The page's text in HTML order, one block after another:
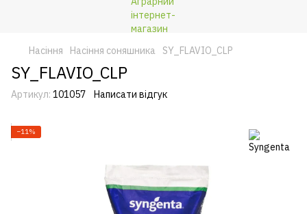
Насіння Насіння соняшника SY_FLAVIO_CLP
SY_FLAVIO_CLP
Артикул: 101057 Написати відгук
−11%